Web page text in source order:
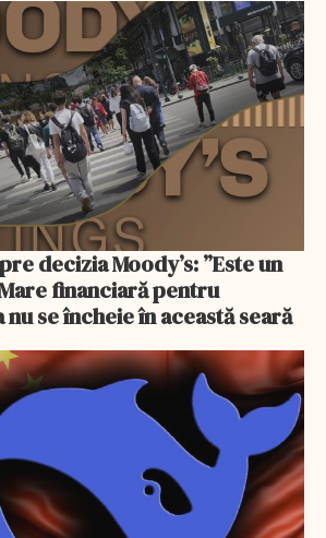
decizia Moody’s: ”Este un
financiară pentru
nu se încheie în această seară